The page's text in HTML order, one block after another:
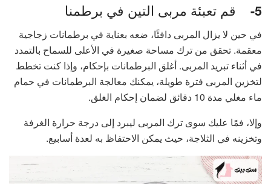
5- قم تعبئة مربى التين في برطمنا
في حين لا يزال المربى دافئًا، ضعه بعناية في برطمانات زجاجية
معقمة. تحقق من ترك مساحة صغيرة في الأعلى للسماح بالتمدد
في أثناء تبريد المربى. أغلق البرطمانات بإحكام، وإذا كنت تخطط
لتخزين المربى فترة طويلة، يمكنك معالجة البرطمانات في حمام
ماء مغلي مدة 10 دقائق لضمان إحكام الغلق.
وإلا، فمًا عليك سوى ترك المربى ليبرد إلى درجة حرارة الغرفة
وتخزينه في الثلاجة، حيث يمكن الاحتفاظ به لعدة أسابيع.